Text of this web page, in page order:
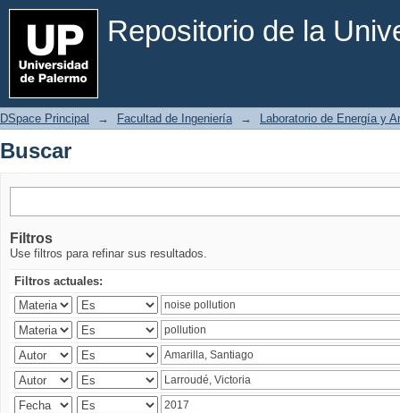
Repositorio de la
Buscar
DSpace Principal → Facultad de Ingeniería → Laboratorio de Energía y
Buscar
Filtros
Use filtros para refinar sus resultados.
Filtros actuales: